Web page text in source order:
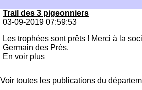
Trail des 3 pigeonniers
03-09-2019 07:59:53
Les trophées sont prêts ! Merci à la
Germain des Prés.
En voir plus
Voir toutes les publications du